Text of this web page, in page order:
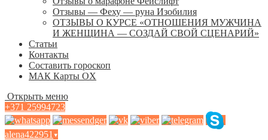
Отзывы — Феху — руна Изобилия
ОТЗЫВЫ О КУРСЕ «ОТНОШЕНИЯ МУЖЧИНА
И ЖЕНЩИНА — СОЗДАЙ СВОЙ СЦЕНАРИЙ»
Статьи
Контакты
Составить гороскоп
МАК Карты OХ
Открыть меню
+371 25994723
alena422951 ▾